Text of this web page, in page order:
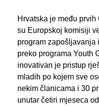
Hrvatska je među
su Europskoj komisiji
program
preko programa Youth
inovativan je pristup
mladih po kojem sve
nekim članicama i 30
unutar četiri mjeseca